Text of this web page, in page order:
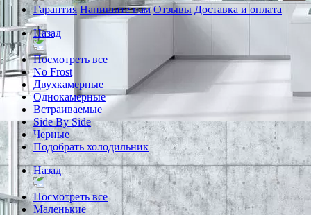
Гарантия Напишите нам Отзывы Доставка и оплата
Назад
Посмотреть все
No Frost
Двухкамерные
Однокамерные
Встраиваемые
Side By Side
Черные
Подобрать холодильник
Назад
Посмотреть все
Маленькие